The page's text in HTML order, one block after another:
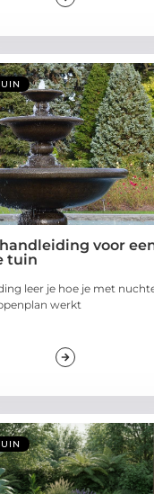
voor
tuin
leer je hoe je met
werkt